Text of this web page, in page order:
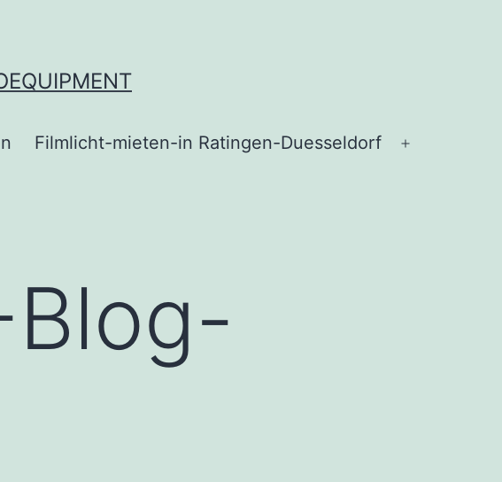
Filmlicht-mieten-in Ratingen-Duesseldorf